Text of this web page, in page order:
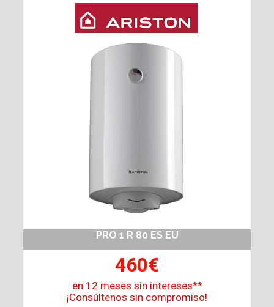
PRO 1 R 80 ES EU
460€
en 12 meses sin intereses**
¡Consúltenos sin compromiso!